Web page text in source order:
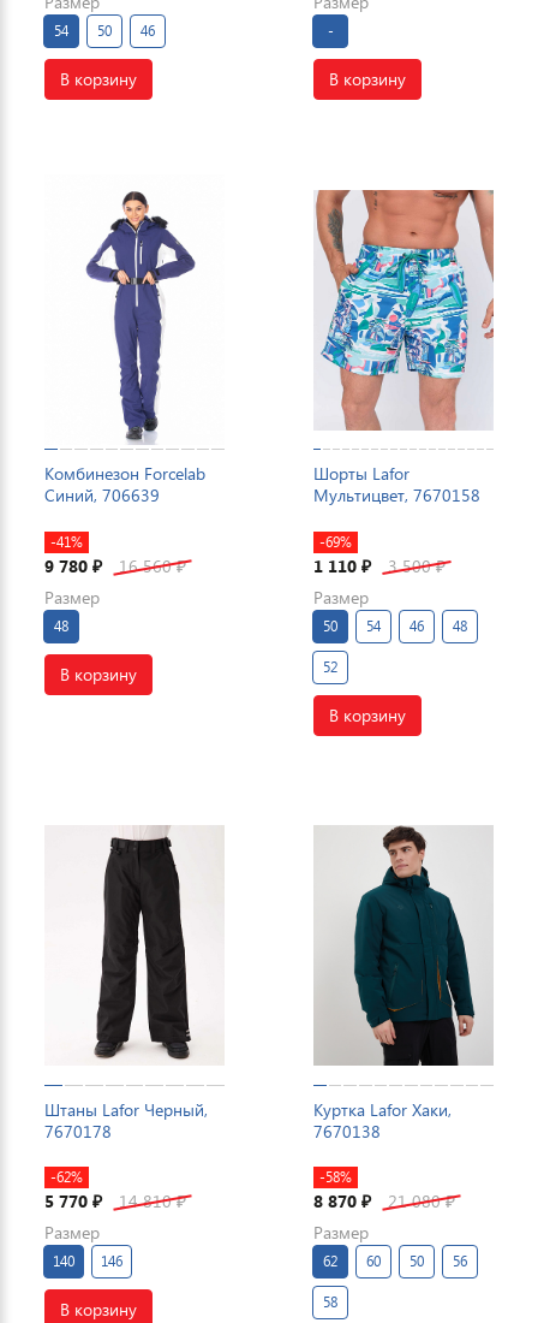
54 50 46
В корзину
-
В корзину
Комбинезон Forcelab
Синий, 706639
-41%
9 780 ₽ 16 560₽
Размер
48
В корзину
Шорты Lafor
Мультицвет, 7670158
-69%
1 110 ₽ 3 500₽
Размер
50 54 46 48
52
В корзину
Штаны Lafor Черный,
7670178
-62%
5 770 ₽ 14 810₽
Размер
140 146
В корзину
Куртка Lafor Хаки,
7670138
-58%
8 870 ₽ 21 080₽
Размер
62 60 50 56
58